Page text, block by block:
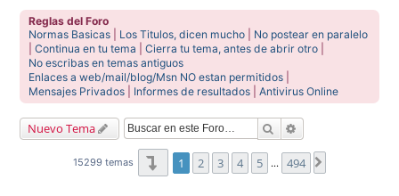
Reglas del Foro
Normas Basicas
Los Titulos, dicen mucho
No postear en paralelo
|Continua en tu tema |Cierra tu tema, antes de abrir otro
No escribas en temas antiguos
Enlaces a web/mail/blog/Msn NO estan permitidos
Mensajes Privados
Informes de resultados |Antivirus Online
Nuevo Tema Buscar
15299 temas Página1de494
1 2 3 4 5 … 494